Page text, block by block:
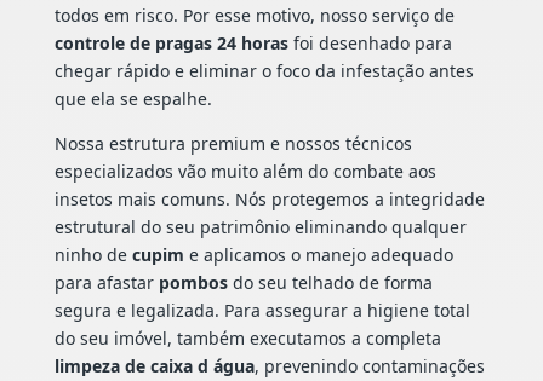
todos em risco. Por esse motivo, nosso serviço de
controle de pragas 24 horasfoi desenhado para
chegar rápido e eliminar o foco da infestação antes
que ela se espalhe.
Nossa estrutura premium e nossos técnicos
especializados vão muito além do combate aos
insetos mais comuns. Nós protegemos a integridade
estrutural do seu patrimônio eliminando qualquer
ninho de cupim e aplicamos o manejo adequado
para afastar pombosdo seu telhado de forma
segura e legalizada. Para assegurar a higiene total
do seu imóvel, também executamos a completa
limpeza de caixa d água, prevenindo contaminações